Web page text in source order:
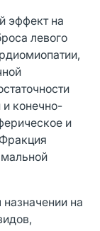
эффект на
левого
и конечно-
и
на